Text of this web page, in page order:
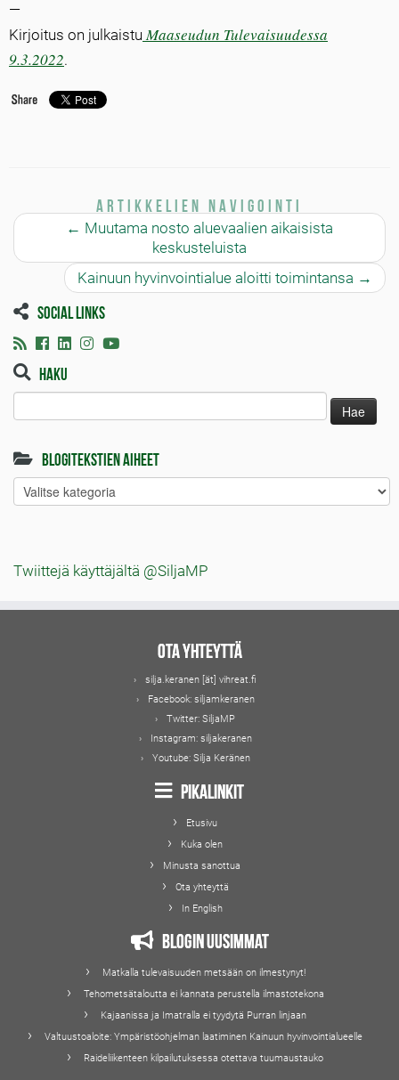
—
Kirjoitus on julkaistu Maaseudun Tulevaisuudessa
9.3.2022.
Artikkelien navigointi
← Muutama nosto aluevaalien aikaisista
keskusteluista
Kainuun hyvinvointialue aloitti toimintansa →
Social links
Haku
Blogitekstien aiheet
Blogitekstien
aiheet
Twiittejä käyttäjältä @SiljaMP
Ota yhteyttä
silja.keranen [ät] vihreat.fi
Facebook: siljamkeranen
Twitter: SiljaMP
Instagram: siljakeranen
Youtube: Silja Keränen
Pikalinkit
Etusivu
Kuka olen
Minusta sanottua
Ota yhteyttä
In English
Blogin uusimmat
Matkalla tulevaisuuden metsään on ilmestynyt!
Tehometsätaloutta ei kannata perustella ilmastotekona
Kajaanissa ja Imatralla ei tyydytä Purran linjaan
Valtuustoaloite: Ympäristöohjelman laatiminen Kainuun hyvinvointialueelle
Raideliikenteen kilpailutuksessa otettava tuumaustauko